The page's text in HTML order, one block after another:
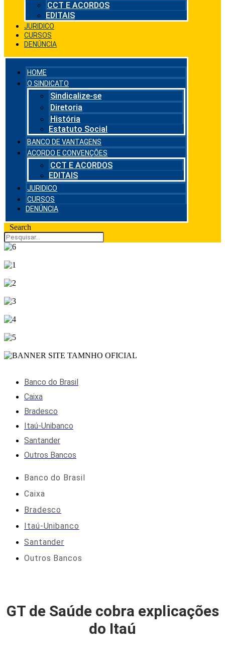
CCT E ACORDOS
EDITAIS
JURIDICO
CURSOS
DENÚNCIA
HOME
O SINDICATO
Sindicalize-se
Diretoria
História
Estatuto Social
BANCO DE VANTAGENS
ACORDO E CONVENÇÕES
CCT E ACORDOS
EDITAIS
JURIDICO
CURSOS
DENÚNCIA
Search
Banco do Brasil
Caixa
Bradesco
Itaú-Unibanco
Santander
Outros Bancos
Banco do Brasil
Caixa
Bradesco
Itaú-Unibanco
Santander
Outros Bancos
GT de Saúde cobra explicações
do Itaú